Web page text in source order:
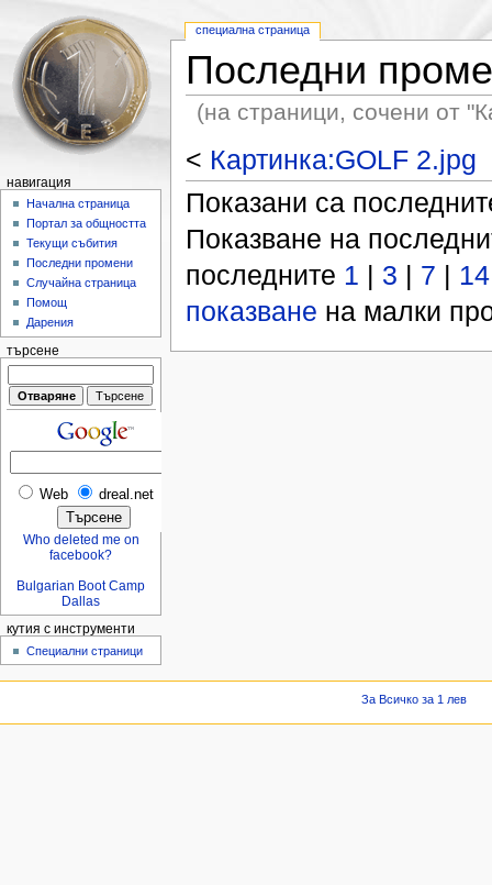
Последни
(на страници, сочени от
< Картинка:GOLF 2.jpg
Показани са
Показване на
последните 1 | 3 | 7 | 14
показване на малки
специална страница
навигация
Начална страница
Портал за общността
Текущи събития
Последни промени
Случайна страница
Помощ
Дарения
търсене
Web dreal.net
Who deleted me on
facebook?
Bulgarian Boot Camp
Dallas
кутия с инструменти
Специални страници
За Всичко за 1 лев